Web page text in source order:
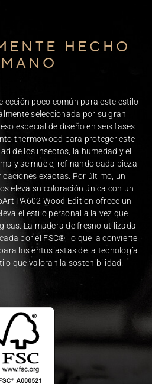
HECHO
poco común para este estilo
seleccionada por su gran
especial de diseño en seis fases
thermowood para proteger este
de los insectos, la humedad y el
y se muele, refinando cada pieza
exactas. Por último, un
eleva su coloración única con un
PA602 Wood Edition ofrece un
el estilo personal a la vez que
La madera de fresno utilizada
por el FSC®, lo que la convierte
los entusiastas de la tecnología
que valoran la sostenibilidad.